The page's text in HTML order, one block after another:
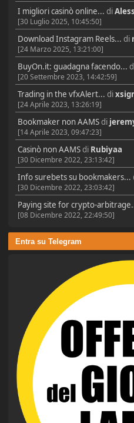
I migliori casinò online... di
[30 Luglio 2025, 10:45:50]
Download Instagram Reels... di
[24 Marzo 2025, 13:21:00]
BuyOn.it: guadagna facendo...
[20 Settembre 2023, 14:42:59]
Trading in the vfxAlert... di
[24 Aprile 2023, 13:26:19]
Bookmaker non AAMSdi
[14 Aprile 2023, 09:47:23]
Casinò non AAMSdi Rubiyaa
[30 Dicembre 2022, 23:13:42]
Info surebets su bookmakers...
[30 Dicembre 2022, 23:03:42]
Paying site for crypto-
[08 Dicembre 2022, 22:49:50]
Entra su Telegram